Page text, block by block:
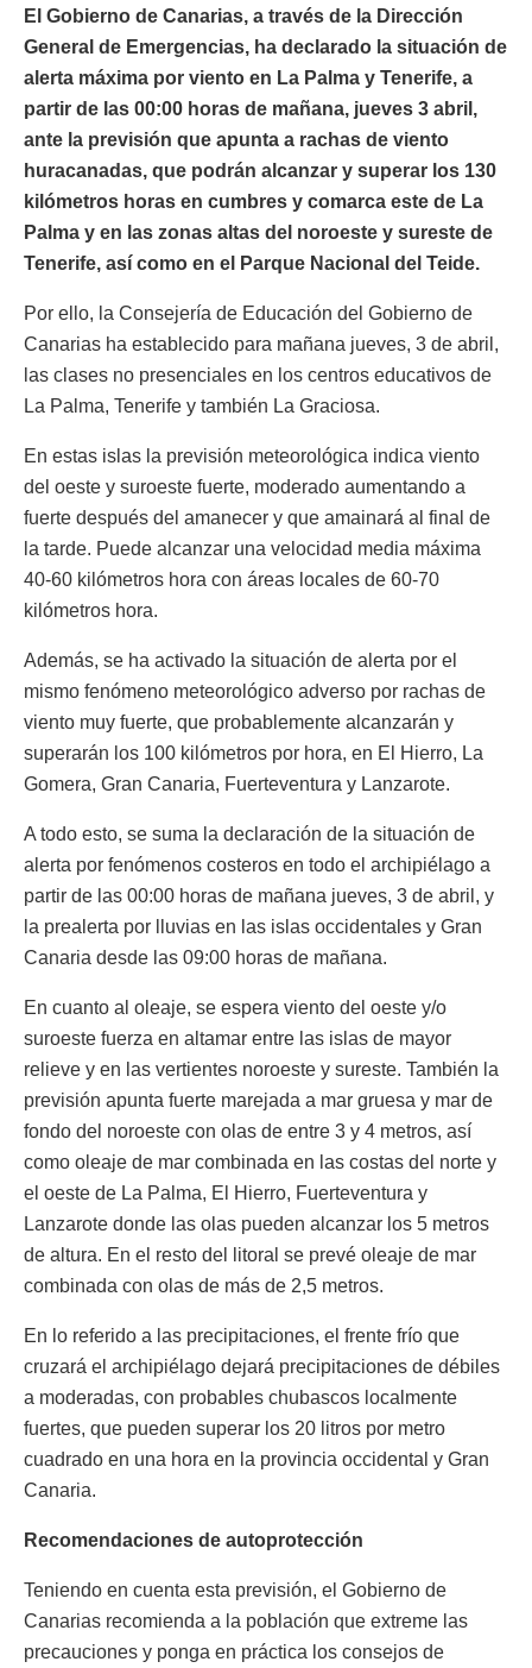
El Gobierno de Canarias, a través de la Dirección
General de Emergencias, ha declarado la situación de
alerta máxima por viento en La Palma y Tenerife, a
partir de las 00:00 horas de mañana, jueves 3 abril,
ante la previsión que apunta a rachas de viento
huracanadas, que podrán alcanzar y superar los 130
kilómetros horas en cumbres y comarca este de La
Palma y en las zonas altas del noroeste y sureste de
Tenerife, así como en el Parque Nacional del Teide.
Por ello, la Consejería de Educación del Gobierno de
Canarias ha establecido para mañana jueves, 3 de abril,
las clases no presenciales en los centros educativos de
La Palma, Tenerife y también La Graciosa.
En estas islas la previsión meteorológica indica viento
del oeste y suroeste fuerte, moderado aumentando a
fuerte después del amanecer y que amainará al final de
la tarde. Puede alcanzar una velocidad media máxima
40-60 kilómetros hora con áreas locales de 60-70
kilómetros hora.
Además, se ha activado la situación de alerta por el
mismo fenómeno meteorológico adverso por rachas de
viento muy fuerte, que probablemente alcanzarán y
superarán los 100 kilómetros por hora, en El Hierro, La
Gomera, Gran Canaria, Fuerteventura y Lanzarote.
A todo esto, se suma la declaración de la situación de
alerta por fenómenos costeros en todo el archipiélago a
partir de las 00:00 horas de mañana jueves, 3 de abril, y
la prealerta por lluvias en las islas occidentales y Gran
Canaria desde las 09:00 horas de mañana.
En cuanto al oleaje, se espera viento del oeste y/o
suroeste fuerza en altamar entre las islas de mayor
relieve y en las vertientes noroeste y sureste. También la
previsión apunta fuerte marejada a mar gruesa y mar de
fondo del noroeste con olas de entre 3 y 4 metros, así
como oleaje de mar combinada en las costas del norte y
el oeste de La Palma, El Hierro, Fuerteventura y
Lanzarote donde las olas pueden alcanzar los 5 metros
de altura. En el resto del litoral se prevé oleaje de mar
combinada con olas de más de 2,5 metros.
En lo referido a las precipitaciones, el frente frío que
cruzará el archipiélago dejará precipitaciones de débiles
a moderadas, con probables chubascos localmente
fuertes, que pueden superar los 20 litros por metro
cuadrado en una hora en la provincia occidental y Gran
Canaria.
Recomendaciones de autoprotección
Teniendo en cuenta esta previsión, el Gobierno de
Canarias recomienda a la población que extreme las
precauciones y ponga en práctica los consejos de